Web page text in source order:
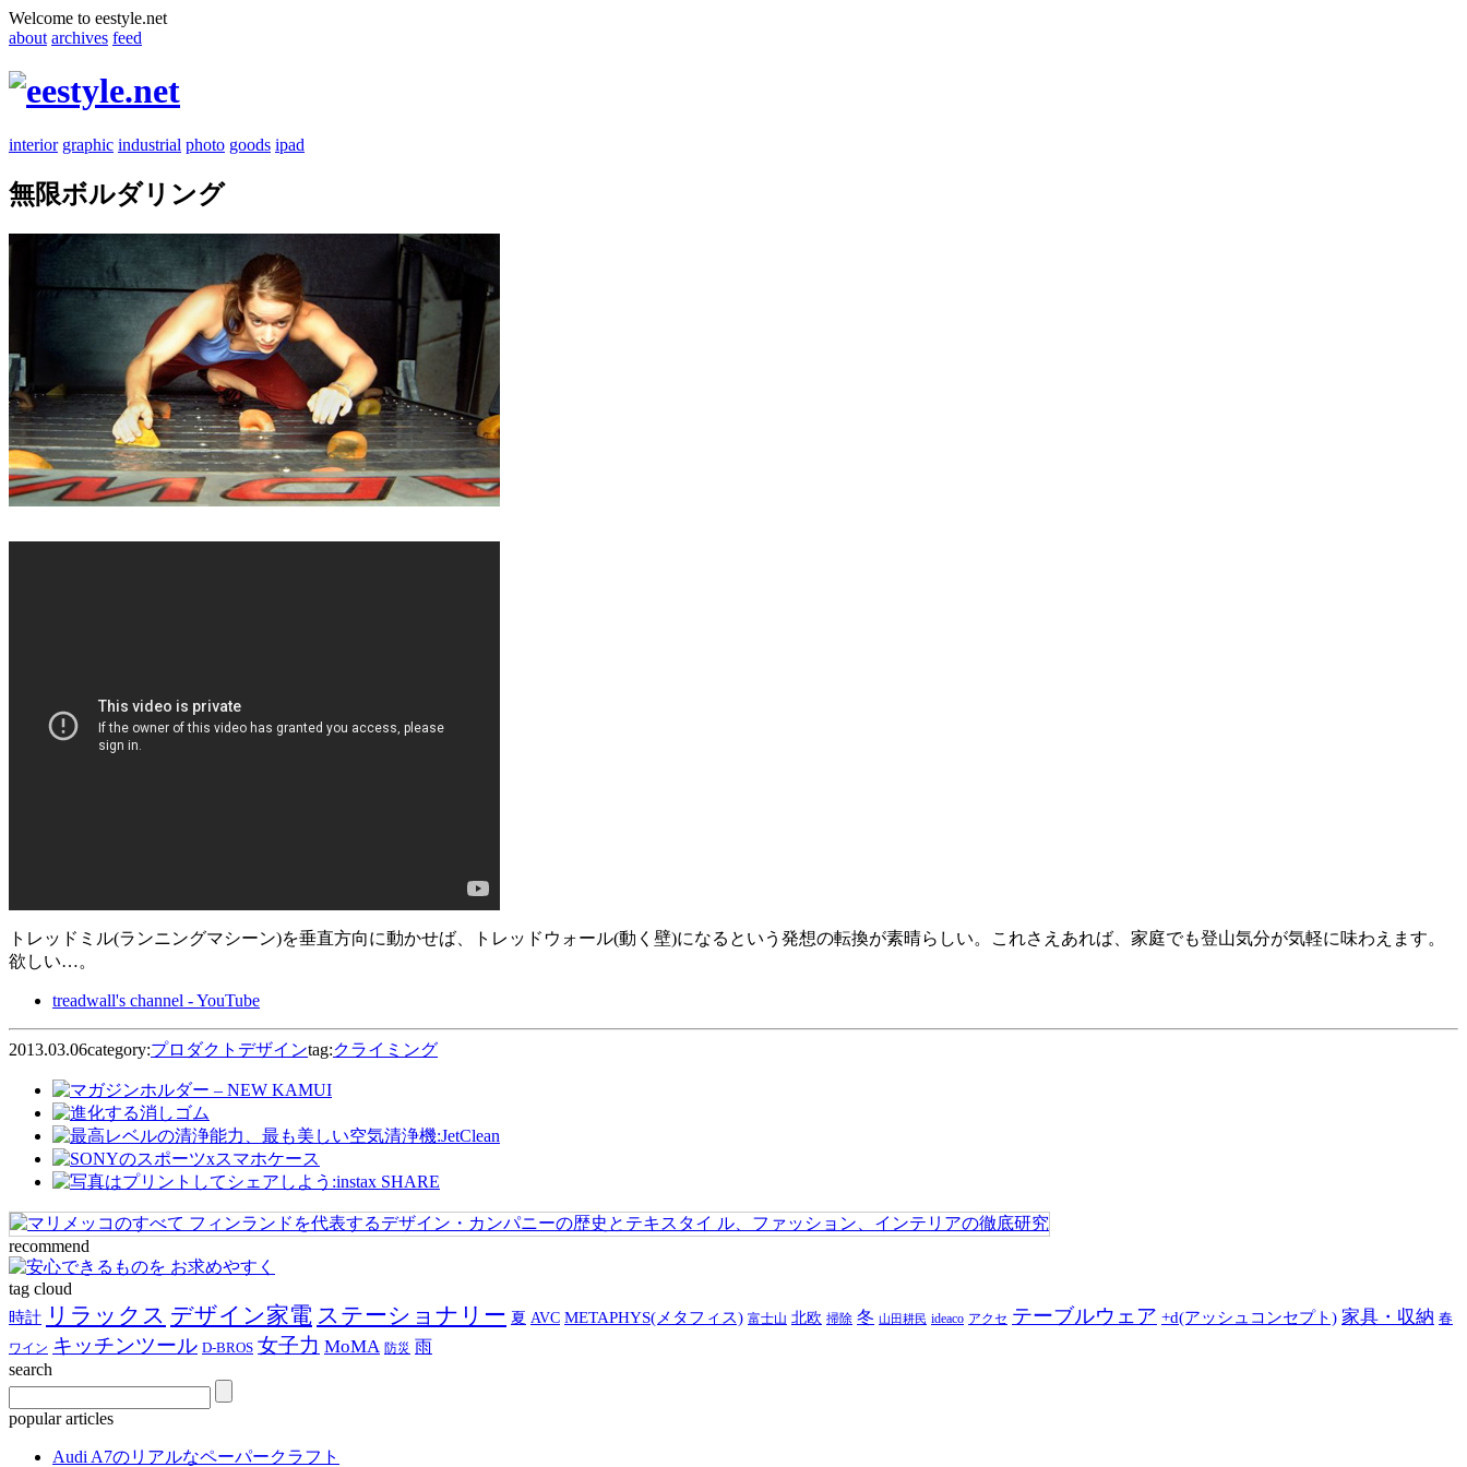
Welcome to eestyle.net
about archives feed
interior graphic industrial photo goods ipad
無限ボルダリング
トレッドミル(ランニングマシーン)を垂直方向に動かせば、トレッドウォール(動く壁)になるという発想の転換が素晴らしい。これさえあれば、家庭でも登山気分が気軽に味わえます。
欲しい…。
treadwall's channel - YouTube
2013.03.06category:プロダクトデザインtag:クライミング
recommend
tag cloud
時計 リラックス デザイン家電 ステーショナリー 夏 AVC METAPHYS(メタフィス) 富士山 北欧 掃除 冬 山田耕民 ideaco アクセ テーブルウェア +d(アッシュコンセプト) 家具・収納 春
ワイン キッチンツール D-BROS 女子力 MoMA 防災 雨
search
popular articles
Audi A7のリアルなペーパークラフト